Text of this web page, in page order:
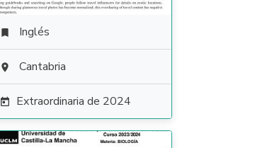
 Inglés
 Cantabria
 Extraordinaria de 2024